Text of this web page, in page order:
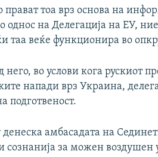
прават тоа врз основа на
однос на Делегација на ЕУ,
таа веќе функционира во
него, во услови кога рускиот
напади врз Украина,
подготвеност.
амбасадата на
сознанија за можен воздушен